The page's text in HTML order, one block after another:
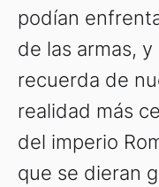
podían
de las armas, y
recuerda de
realidad más
del imperio
que se dieran